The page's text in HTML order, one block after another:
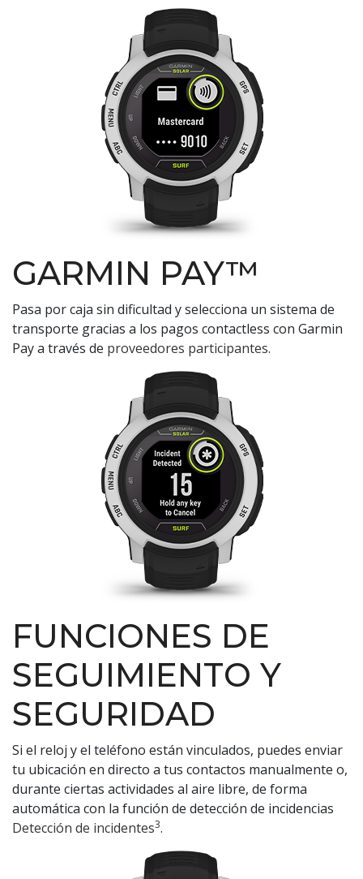
GARMIN PAY™
Pasa por caja sin dificultad y selecciona un sistema de
transporte gracias a los pagos contactless con Garmin
Pay a través de proveedores participantes.
FUNCIONES DE
SEGUIMIENTO Y
SEGURIDAD
Si el reloj y el teléfono están vinculados, puedes enviar
tu ubicación en directo a tus contactos manualmente o,
durante ciertas actividades al aire libre, de forma
automática con la función de detección de incidencias
Detección de incidentes3.